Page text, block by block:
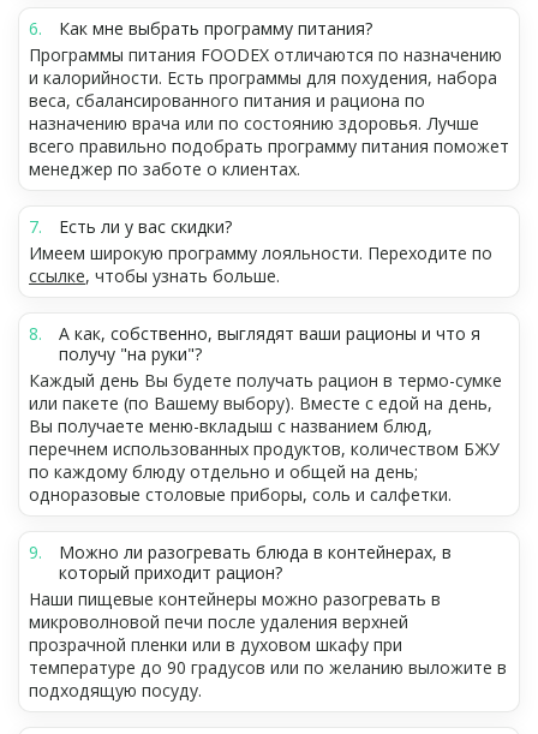
Как мне выбрать программу питания?
Программы питания FOODEX отличаются по назначению
и калорийности. Есть программы для похудения, набора
веса, сбалансированного питания и рациона по
назначению врача или по состоянию здоровья. Лучше
всего правильно подобрать программу питания поможет
менеджер по заботе о клиентах.
Есть ли у вас скидки?
Имеем широкую программу лояльности. Переходите по
ссылке, чтобы узнать больше.
А как, собственно, выглядят ваши рационы и что я
получу "на руки"?
Каждый день Вы будете получать рацион в термо-сумке
или пакете (по Вашему выбору). Вместе с едой на день,
Вы получаете меню-вкладыш с названием блюд,
перечнем использованных продуктов, количеством БЖУ
по каждому блюду отдельно и общей на день;
одноразовые столовые приборы, соль и салфетки.
Можно ли разогревать блюда в контейнерах, в
который приходит рацион?
Наши пищевые контейнеры можно разогревать в
микроволновой печи после удаления верхней
прозрачной пленки или в духовом шкафу при
температуре до 90 градусов или по желанию выложите в
подходящую посуду.